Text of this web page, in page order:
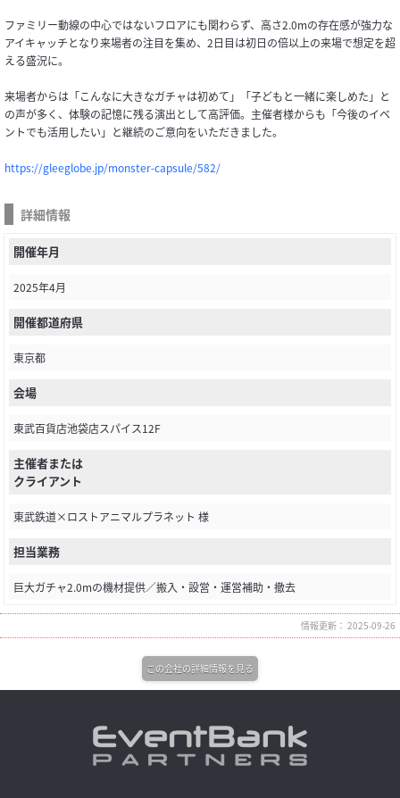
ファミリー動線の中心ではないフロアにも関わらず、高さ2.0mの存在感が強力な
アイキャッチとなり来場者の注目を集め、2日目は初日の倍以上の来場で想定を超
える盛況に。
来場者からは「こんなに大きなガチャは初めて」「子どもと一緒に楽しめた」と
の声が多く、体験の記憶に残る演出として高評価。主催者様からも「今後のイベ
ントでも活用したい」と継続のご意向をいただきました。
https://gleeglobe.jp/monster-capsule/582/
詳細情報
開催年月
2025年4月
開催都道府県
東京都
会場
東武百貨店池袋店スパイス12F
主催者または
クライアント
東武鉄道×ロストアニマルプラネット 様
担当業務
巨大ガチャ2.0mの機材提供／搬入・設営・運営補助・撤去
情報更新： 2025-09-26
この会社の詳細情報を見る